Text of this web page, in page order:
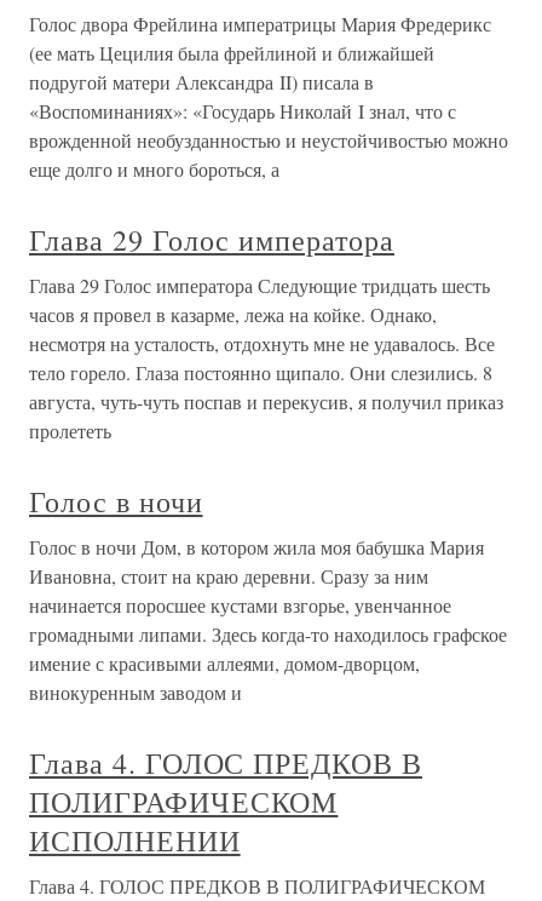
Голос двора Фрейлина императрицы Мария Фредерикс
(ее мать Цецилия была фрейлиной и ближайшей
подругой матери Александра II) писала в
«Воспоминаниях»: «Государь Николай I знал, что с
врожденной необузданностью и неустойчивостью можно
еще долго и много бороться, а
Глава 29 Голос императора
Глава 29 Голос императора Следующие тридцать шесть
часов я провел в казарме, лежа на койке. Однако,
несмотря на усталость, отдохнуть мне не удавалось. Все
тело горело. Глаза постоянно щипало. Они слезились. 8
августа, чуть-чуть поспав и перекусив, я получил приказ
пролететь
Голос в ночи
Голос в ночи Дом, в котором жила моя бабушка Мария
Ивановна, стоит на краю деревни. Сразу за ним
начинается поросшее кустами взгорье, увенчанное
громадными липами. Здесь когда-то находилось графское
имение с красивыми аллеями, домом-дворцом,
винокуренным заводом и
Глава 4. ГОЛОС ПРЕДКОВ В
ПОЛИГРАФИЧЕСКОМ
ИСПОЛНЕНИИ
Глава 4. ГОЛОС ПРЕДКОВ В ПОЛИГРАФИЧЕСКОМ